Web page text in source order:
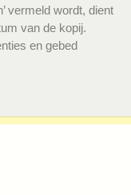
vermeld wordt, dient
van de kopij.
en gebed